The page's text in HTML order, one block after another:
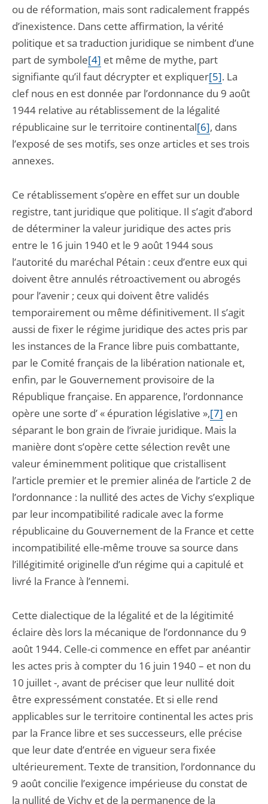
ou de réformation, mais sont radicalement frappés
d’inexistence. Dans cette affirmation, la vérité
politique et sa traduction juridique se nimbent d’une
part de symbole[4] et même de mythe, part
signifiante qu’il faut décrypter et expliquer[5]. La
clef nous en est donnée par l’ordonnance du 9 août
1944 relative au rétablissement de la légalité
républicaine sur le territoire continental[6], dans
l’exposé de ses motifs, ses onze articles et ses trois
annexes.
Ce rétablissement s’opère en effet sur un double
registre, tant juridique que politique. Il s’agit d’abord
de déterminer la valeur juridique des actes pris
entre le 16 juin 1940 et le 9 août 1944 sous
l’autorité du maréchal Pétain : ceux d’entre eux qui
doivent être annulés rétroactivement ou abrogés
pour l’avenir ; ceux qui doivent être validés
temporairement ou même définitivement. Il s’agit
aussi de fixer le régime juridique des actes pris par
les instances de la France libre puis combattante,
par le Comité français de la libération nationale et,
enfin, par le Gouvernement provisoire de la
République française. En apparence, l’ordonnance
opère une sorte d’ « épuration législative »,[7] en
séparant le bon grain de l’ivraie juridique. Mais la
manière dont s’opère cette sélection revêt une
valeur éminemment politique que cristallisent
l’article premier et le premier alinéa de l’article 2 de
l’ordonnance : la nullité des actes de Vichy s’explique
par leur incompatibilité radicale avec la forme
républicaine du Gouvernement de la France et cette
incompatibilité elle-même trouve sa source dans
l’illégitimité originelle d’un régime qui a capitulé et
livré la France à l’ennemi.
Cette dialectique de la légalité et de la légitimité
éclaire dès lors la mécanique de l’ordonnance du 9
août 1944. Celle-ci commence en effet par anéantir
les actes pris à compter du 16 juin 1940 – et non du
10 juillet -, avant de préciser que leur nullité doit
être expressément constatée. Et si elle rend
applicables sur le territoire continental les actes pris
par la France libre et ses successeurs, elle précise
que leur date d’entrée en vigueur sera fixée
ultérieurement. Texte de transition, l’ordonnance du
9 août concilie l’exigence impérieuse du constat de
la nullité de Vichy et de la permanence de la